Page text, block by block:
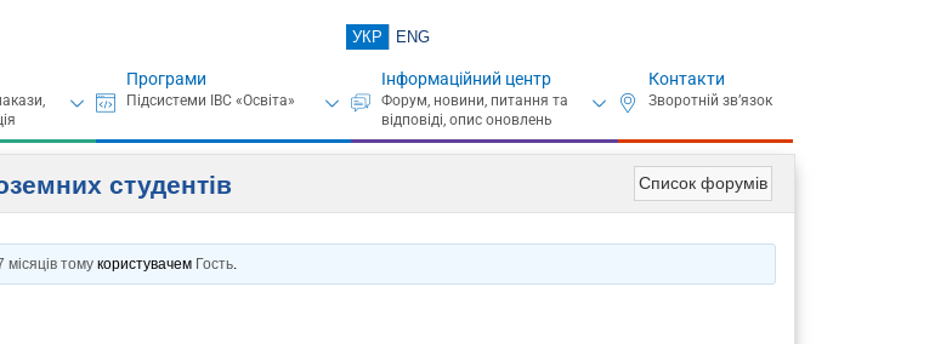
УКР ENG
Програми Інформаційний центр Контакти
Список форумів
студентів
місяців тому користувачем Гость